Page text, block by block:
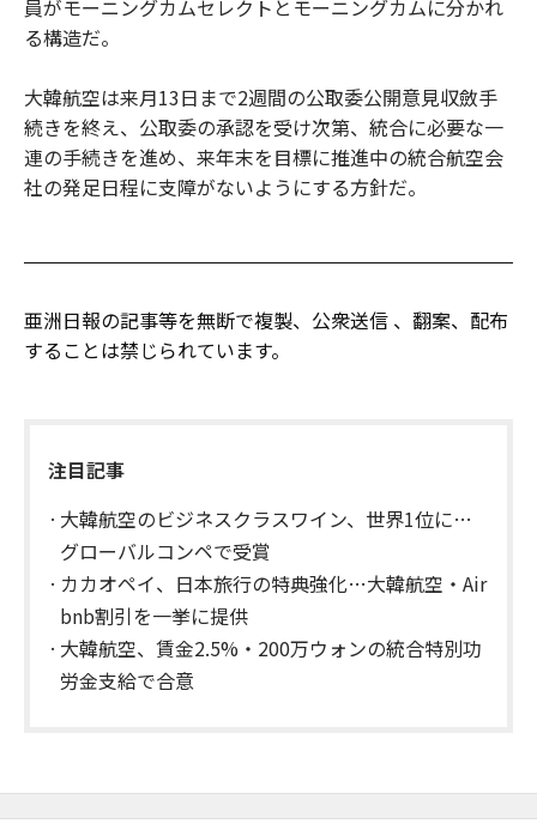
員がモーニングカムセレクトとモーニングカムに分かれ
る構造だ。
大韓航空は来月13日まで2週間の公取委公開意見収斂手
続きを終え、公取委の承認を受け次第、統合に必要な一
連の手続きを進め、来年末を目標に推進中の統合航空会
社の発足日程に支障がないようにする方針だ。
亜洲日報の記事等を無断で複製、公衆送信 、翻案、配布
することは禁じられています。
注目記事
大韓航空のビジネスクラスワイン、世界1位に…
グローバルコンペで受賞
カカオペイ、日本旅行の特典強化…大韓航空・Air
bnb割引を一挙に提供
大韓航空、賃金2.5%・200万ウォンの統合特別功
労金支給で合意